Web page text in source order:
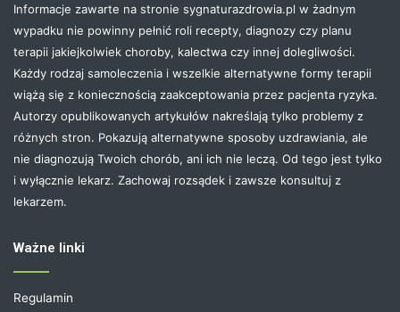
Informacje zawarte na stronie sygnaturazdrowia.pl w żadnym
wypadku nie powinny pełnić roli recepty, diagnozy czy planu
terapii jakiejkolwiek choroby, kalectwa czy innej dolegliwości.
Każdy rodzaj samoleczenia i wszelkie alternatywne formy terapii
wiążą się z koniecznością zaakceptowania przez pacjenta ryzyka.
Autorzy opublikowanych artykułów nakreślają tylko problemy z
różnych stron. Pokazują alternatywne sposoby uzdrawiania, ale
nie diagnozują Twoich chorób, ani ich nie leczą. Od tego jest tylko
i wyłącznie lekarz. Zachowaj rozsądek i zawsze konsultuj z
lekarzem.
Ważne linki
Regulamin